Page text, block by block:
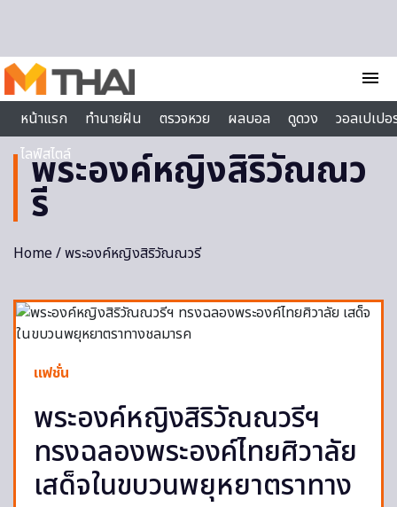
menu
หน้าแรก
ทำนายฝัน ตรวจหวย ผลบอล ดูดวง
วอลเปเป
ไลฟ์สไตล์
พระองค์หญิงสิริวัณณว
รี
Home/ พระองค์หญิงสิริวัณณวรี
แฟชั่น
พระองค์หญิงสิริวัณณวรีฯ
ทรงฉลองพระองค์ไทยศิวาลัย
เสด็จในขบวนพยุหยาตราทาง